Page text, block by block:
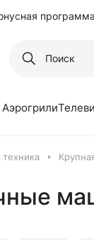
программа
Аэрогрили